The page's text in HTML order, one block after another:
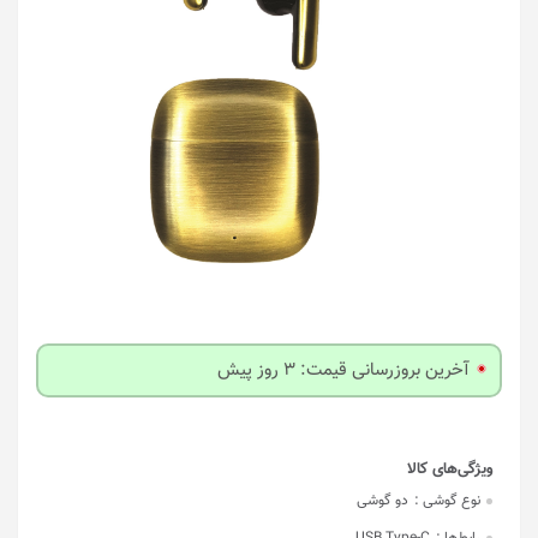
آخرین بروزرسانی قیمت: 3 روز پیش
نوع گوشی : دو گوشی